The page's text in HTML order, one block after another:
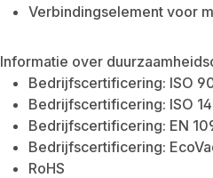
Verbindingselement voor
Informatie over
Bedrijfscertificering: ISO
Bedrijfscertificering: ISO
Bedrijfscertificering: EN
Bedrijfscertificering:
RoHS